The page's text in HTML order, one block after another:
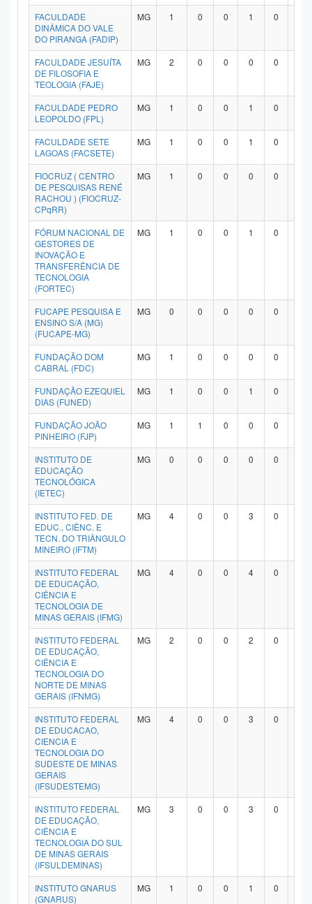
FACULDADE
DINÂMICA DO VALE
DO PIRANGA (FADIP)
MG 1 0 0 1 0
FACULDADE JESUÍTA
DE FILOSOFIA E
TEOLOGIA (FAJE)
MG 2 0 0 0 0
FACULDADE PEDRO
LEOPOLDO (FPL)
MG 1 0 0 1 0
FACULDADE SETE
LAGOAS (FACSETE)
MG 1 0 0 1 0
FIOCRUZ ( CENTRO
DE PESQUISAS RENÉ
RACHOU ) (FIOCRUZ-
CPqRR)
MG 1 0 0 0 0
FÓRUM NACIONAL DE
GESTORES DE
INOVAÇÃO E
TRANSFERÊNCIA DE
TECNOLOGIA
(FORTEC)
MG 1 0 0 1 0
FUCAPE PESQUISA E
ENSINO S/A (MG)
(FUCAPE-MG)
MG 0 0 0 0 0
FUNDAÇÃO DOM
CABRAL (FDC)
MG 1 0 0 0 0
FUNDAÇÃO EZEQUIEL
DIAS (FUNED)
MG 1 0 0 1 0
FUNDAÇÃO JOÃO
PINHEIRO (FJP)
MG 1 1 0 0 0
INSTITUTO DE
EDUCAÇÃO
TECNOLÓGICA
(IETEC)
MG 0 0 0 0 0
INSTITUTO FED. DE
EDUC., CIÊNC. E
TECN. DO TRIÂNGULO
MINEIRO (IFTM)
MG 4 0 0 3 0
INSTITUTO FEDERAL
DE EDUCAÇÃO,
CIÊNCIA E
TECNOLOGIA DE
MINAS GERAIS (IFMG)
MG 4 0 0 4 0
INSTITUTO FEDERAL
DE EDUCAÇÃO,
CIÊNCIA E
TECNOLOGIA DO
NORTE DE MINAS
GERAIS (IFNMG)
MG 2 0 0 2 0
INSTITUTO FEDERAL
DE EDUCACAO,
CIENCIA E
TECNOLOGIA DO
SUDESTE DE MINAS
GERAIS
(IFSUDESTEMG)
MG 4 0 0 3 0
INSTITUTO FEDERAL
DE EDUCAÇÃO,
CIÊNCIA E
TECNOLOGIA DO SUL
DE MINAS GERAIS
(IFSULDEMINAS)
MG 3 0 0 3 0
INSTITUTO GNARUS
(GNARUS)
MG 1 0 0 1 0